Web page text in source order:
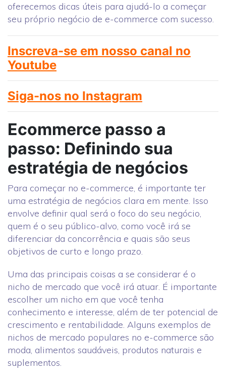
oferecemos dicas úteis para ajudá-lo a começar
seu próprio negócio de e-commerce com sucesso.
Inscreva-se em nosso canal no
Youtube
Siga-nos no Instagram
Ecommerce passo a
passo: Definindo sua
estratégia de negócios
Para começar no e-commerce, é importante ter
uma estratégia de negócios clara em mente. Isso
envolve definir qual será o foco do seu negócio,
quem é o seu público-alvo, como você irá se
diferenciar da concorrência e quais são seus
objetivos de curto e longo prazo.
Uma das principais coisas a se considerar é o
nicho de mercado que você irá atuar. É importante
escolher um nicho em que você tenha
conhecimento e interesse, além de ter potencial de
crescimento e rentabilidade. Alguns exemplos de
nichos de mercado populares no e-commerce são
moda, alimentos saudáveis, produtos naturais e
suplementos.